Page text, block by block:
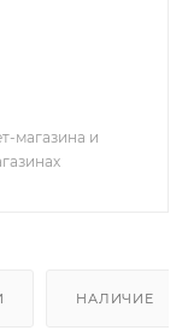
магазина и
НАЛИЧИЕ